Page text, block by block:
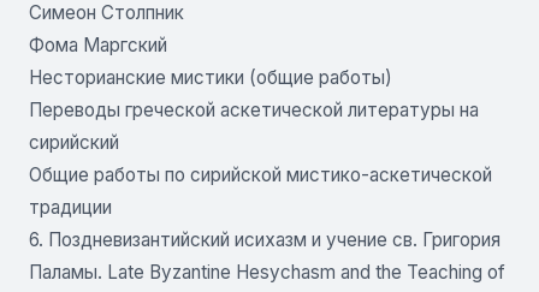
Симеон Столпник
Фома Маргский
Несторианские мистики (общие работы)
Переводы греческой аскетической литературы на
сирийский
Общие работы по сирийской мистико-аскетической
традиции
6. Поздневизантийский исихазм и учение св. Григория
Паламы. Late Byzantine Hesychasm and the Teaching of